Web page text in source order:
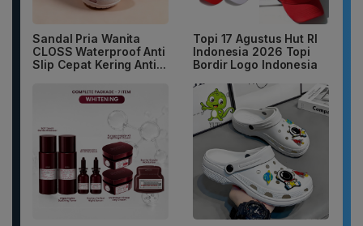
Sandal Pria Wanita
CLOSS Waterproof Anti
Slip Cepat Kering Anti...
Topi 17 Agustus Hut RI
Indonesia 2026 Topi
Bordir Logo Indonesia